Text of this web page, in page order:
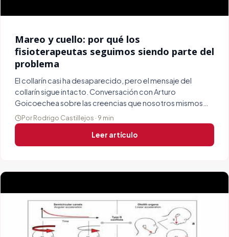
Mareo y cuello: por qué los
fisioterapeutas seguimos siendo parte del
problema
El collarín casi ha desaparecido, pero el mensaje del
collarín sigue intacto. Conversación con Arturo
Goicoechea sobre las creencias que nosotros mismos
alimentamos en el paciente con mareo.
Por Rodrigo Castillejos · 9 min
Leer artículo